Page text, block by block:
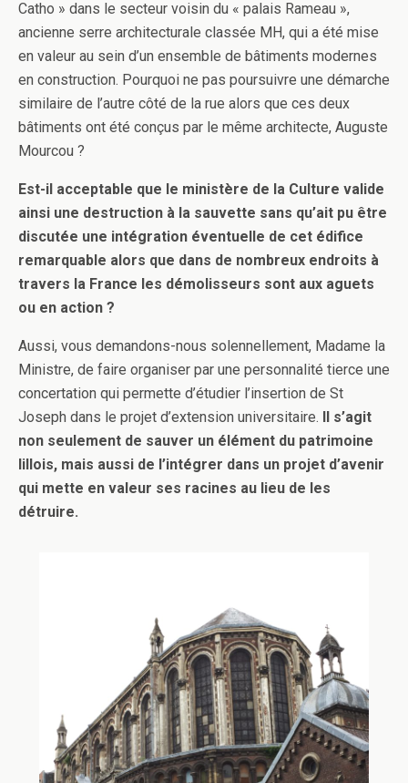
Catho » dans le secteur voisin du « palais Rameau »,
ancienne serre architecturale classée MH, qui a été mise
en valeur au sein d’un ensemble de bâtiments modernes
en construction. Pourquoi ne pas poursuivre une démarche
similaire de l’autre côté de la rue alors que ces deux
bâtiments ont été conçus par le même architecte, Auguste
Mourcou ?
Est-il acceptable que le ministère de la Culture valide
ainsi une destruction à la sauvette sans qu’ait pu être
discutée une intégration éventuelle de cet édifice
remarquable alors que dans de nombreux endroits à
travers la France les démolisseurs sont aux aguets
ou en action ?
Aussi, vous demandons-nous solennellement, Madame la
Ministre, de faire organiser par une personnalité tierce une
concertation qui permette d’étudier l’insertion de St
Joseph dans le projet d’extension universitaire. Il s’agit
non seulement de sauver un élément du patrimoine
lillois, mais aussi de l’intégrer dans un projet d’avenir
qui mette en valeur ses racines au lieu de les
détruire.